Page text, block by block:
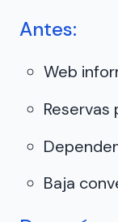
Antes:
Web
Reservas
Baja